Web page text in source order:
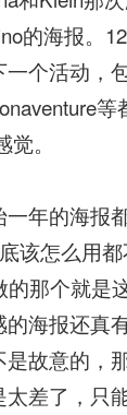
的海报。
个活动，
。
年的海报
该怎么用都
的那个就是
海报还真
故意的，
差了，只